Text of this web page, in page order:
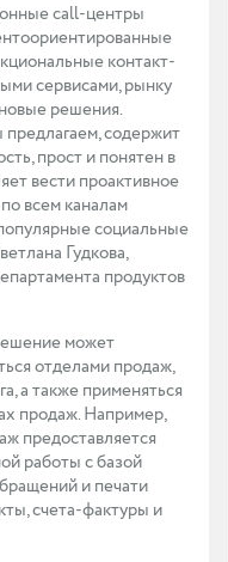
call-центры
контакт-
сервисами, рынку
решения.
содержит
прост и понятен в
вести проактивное
всем каналам
социальные
Гудкова,
продуктов
может
отделами продаж,
а также применяться
продаж. Например,
предоставляется
работы с базой
и печати
счета-фактуры и